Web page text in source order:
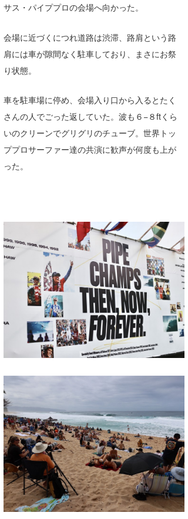
サス・パイププロの会場へ向かった。
会場に近づくにつれ道路は渋滞、路肩という路
肩には車が隙間なく駐車しており、まさにお祭
り状態。
車を駐車場に停め、会場入り口から入るとたく
さんの人でごった返していた。波も６−８ftくら
いのクリーンでグリグリのチューブ。世界トッ
ププロサーファー達の共演に歓声が何度も上が
った。